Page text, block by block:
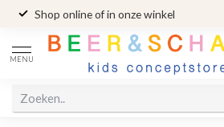
Shop online of in onze winkel
MENU